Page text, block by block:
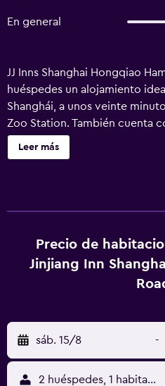
En general
JJ Inns Shanghai Hongqiao
huéspedes un alojamiento
Shanghái, a unos veinte
Zoo Station. También cuenta
de reuniones y conserje. El
entradas, un servicio de
esencial para que disfrutes de
Aeropuerto Internacional de
Zoológico de Shanghái se
tu disposición para reservar
tu estancia en Shanghái.
Leer más
Precio de
Jinjiang Inn
sáb. 15/8 -
2 huéspedes, 1 habitación